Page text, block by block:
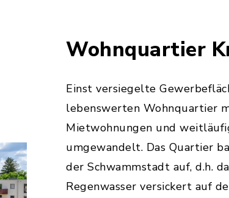
Wohnquartier
Einst versiegelte
lebenswerten Wohnquartier
Mietwohnungen und
umgewandelt. Das Quartier
der Schwammstadt auf, d.h.
Regenwasser versickert auf